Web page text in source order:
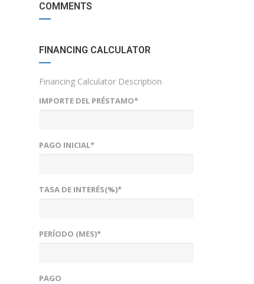
COMMENTS
FINANCING CALCULATOR
Financing Calculator Description
IMPORTE DEL PRÉSTAMO*
PAGO INICIAL*
TASA DE INTERÉS(%)*
PERÍODO (MES)*
PAGO